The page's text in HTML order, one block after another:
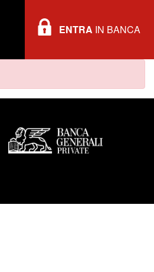
ENTRA IN BANCA